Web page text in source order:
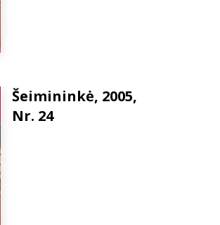
Šeimininkė, 2005,
Nr. 24